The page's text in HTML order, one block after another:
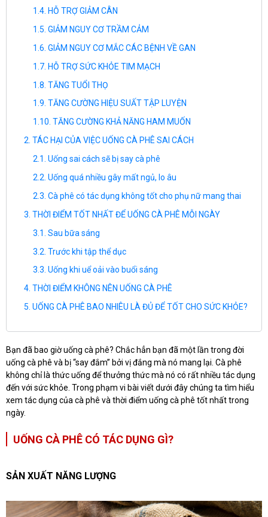
HỖ TRỢ GIẢM CÂN
GIẢM NGUY CƠ TRẦM CẢM
GIẢM NGUY CƠ MẮC CÁC BỆNH VỀ GAN
HỖ TRỢ SỨC KHỎE TIM MẠCH
TĂNG TUỔI THỌ
TĂNG CƯỜNG HIỆU SUẤT TẬP LUYỆN
TĂNG CƯỜNG KHẢ NĂNG HAM MUỐN
TÁC HẠI CỦA VIỆC UỐNG CÀ PHÊ SAI CÁCH
Uống sai cách sẽ bị say cà phê
Uống quá nhiều gây mất ngủ, lo âu
Cà phê có tác dụng không tốt cho phụ nữ mang thai
THỜI ĐIỂM TỐT NHẤT ĐỂ UỐNG CÀ PHÊ MỖI NGÀY
Sau bữa sáng
Trước khi tập thể dục
Uống khi uể oải vào buổi sáng
THỜI ĐIỂM KHÔNG NÊN UỐNG CÀ PHÊ
UỐNG CÀ PHÊ BAO NHIÊU LÀ ĐỦ ĐỂ TỐT CHO SỨC KHỎE?
Bạn đã bao giờ uống cà phê? Chắc hẳn bạn đã một lần trong đời
uống cà phê và bị “say đắm” bởi vị đắng mà nó mang lại. Cà phê
không chỉ là thức uống để thưởng thức mà nó có rất nhiều tác dụng
đến với sức khỏe. Trong phạm vi bài viết dưới đây chúng ta tìm hiểu
xem tác dụng của cà phê và thời điểm uống cà phê tốt nhất trong
ngày.
UỐNG CÀ PHÊ CÓ TÁC DỤNG GÌ?
SẢN XUẤT NĂNG LƯỢNG